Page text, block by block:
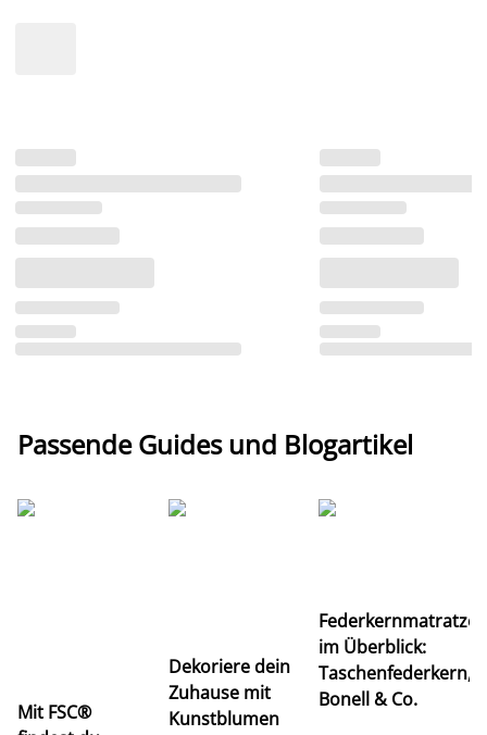
Passende Guides und Blogartikel
Mit FSC®
Dekoriere dein
Zuhause mit
Kunstblumen
im Überblick:
Taschenfederkern,
Bonell & Co.